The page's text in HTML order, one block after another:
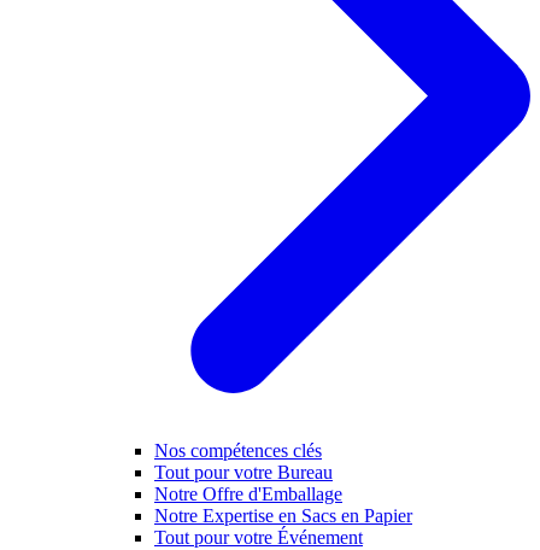
Nos compétences clés
Tout pour votre Bureau
Notre Offre d'Emballage
Notre Expertise en Sacs en Papier
Tout pour votre Événement